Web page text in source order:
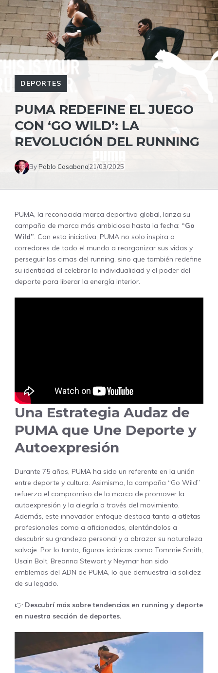
DEPORTES
PUMA REDEFINE EL JUEGO
CON ‘GO WILD’: LA
REVOLUCIÓN DEL RUNNING
ByPablo Casabona21/03/2025
PUMA, la reconocida marca deportiva global, lanza su
campaña de marca más ambiciosa hasta la fecha: “Go
Wild”. Con esta iniciativa, PUMA no solo inspira a
corredores de todo el mundo a reorganizar sus vidas y
perseguir las cimas del running, sino que también redefine
su identidad al celebrar la individualidad y el poder del
deporte para liberar la energía interior.
Una Estrategia Audaz de
PUMA que Une Deporte y
Autoexpresión
Durante 75 años, PUMA ha sido un referente en la unión
entre deporte y cultura. Asimismo, la campaña “Go Wild”
refuerza el compromiso de la marca de promover la
autoexpresión y la alegría a través del movimiento.
Además, este innovador enfoque destaca tanto a atletas
profesionales como a aficionados, alentándolos a
descubrir su grandeza personal y a abrazar su naturaleza
salvaje. Por lo tanto, figuras icónicas como Tommie Smith,
Usain Bolt, Breanna Stewart y Neymar han sido
emblemas del ADN de PUMA, lo que demuestra la solidez
de su legado.
👉 Descubrí más sobre tendencias en running y deporte
en nuestra sección de deportes.